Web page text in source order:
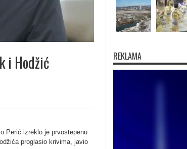
i Hodžić
Perić izreklo je prvostepenu
proglasio krivima, javio
REKLAMA